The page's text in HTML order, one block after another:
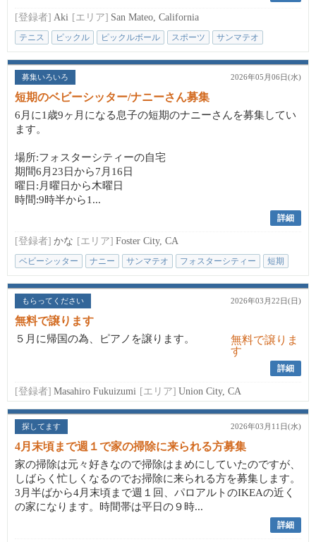
[登録者] Aki [エリア] San Mateo, California
テニス ピックル ピックルボール スポーツ サンマテオ
募集いろいろ 2026年05月06日(水)
短期のベビーシッター/ナニーさん募集
6月に1歳9ヶ月になる息子の短期のナニーさんを募集してい
ます。
場所:フォスターシティーの自宅
期間6月23日から7月16日
曜日:月曜日から木曜日
時間:9時半から1...
詳細
[登録者] かな [エリア] Foster City, CA
ベビーシッター ナニー サンマテオ フォスターシティー 短期
もらってください 2026年03月22日(日)
無料で譲ります
５月に帰国の為、ピアノを譲ります。
詳細
[登録者] Masahiro Fukuizumi [エリア] Union City, CA
探してます 2026年03月11日(水)
4月末頃まで週１で家の掃除に来られる方募集
家の掃除は元々好きなので掃除はまめにしていたのですが、
しばらく忙しくなるのでお掃除に来られる方を募集します。
3月半ばから4月末頃まで週１回、パロアルトのIKEAの近く
の家になります。時間帯は平日の９時...
詳細